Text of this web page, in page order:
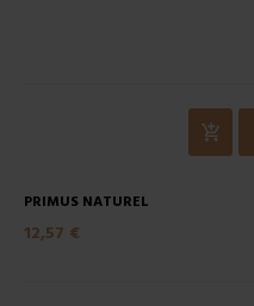
PRIMUS NATUREL
12,57 €